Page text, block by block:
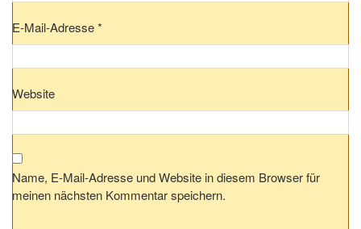
E-Mail-Adresse*
Website
Name, E-Mail-Adresse und Website in diesem Browser für
meinen nächsten Kommentar speichern.